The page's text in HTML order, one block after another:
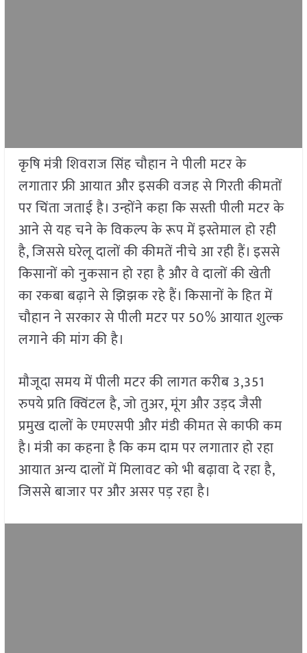
कृषि मंत्री शिवराज सिंह चौहान ने पीली मटर के
लगातार फ्री आयात और इसकी वजह से गिरती कीमतों
पर चिंता जताई है। उन्होंने कहा कि सस्ती पीली मटर के
आने से यह चने के विकल्प के रूप में इस्तेमाल हो रही
है, जिससे घरेलू दालों की कीमतें नीचे आ रही हैं। इससे
किसानों को नुकसान हो रहा है और वे दालों की खेती
का रकबा बढ़ाने से झिझक रहे हैं। किसानों के हित में
चौहान ने सरकार से पीली मटर पर 50% आयात शुल्क
लगाने की मांग की है।
मौजूदा समय में पीली मटर की लागत करीब 3,351
रुपये प्रति क्विंटल है, जो तुअर, मूंग और उड़द जैसी
प्रमुख दालों के एमएसपी और मंडी कीमत से काफी कम
है। मंत्री का कहना है कि कम दाम पर लगातार हो रहा
आयात अन्य दालों में मिलावट को भी बढ़ावा दे रहा है,
जिससे बाजार पर और असर पड़ रहा है।